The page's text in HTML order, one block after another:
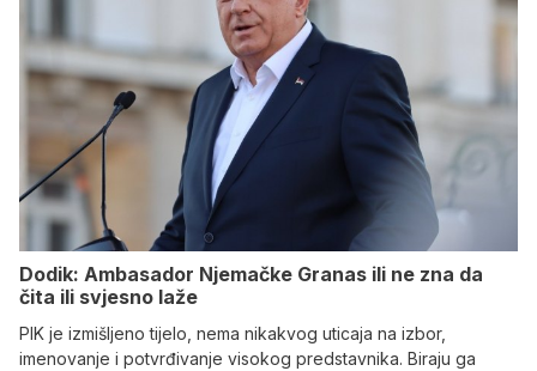
Dodik: Ambasador Njemačke Granas ili ne zna da
čita ili svjesno laže
PIK je izmišljeno tijelo, nema nikakvog uticaja na izbor,
imenovanje i potvrđivanje visokog predstavnika. Biraju ga